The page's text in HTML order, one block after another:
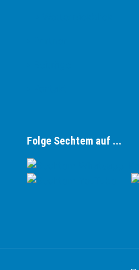
Folge Sechtem auf ...